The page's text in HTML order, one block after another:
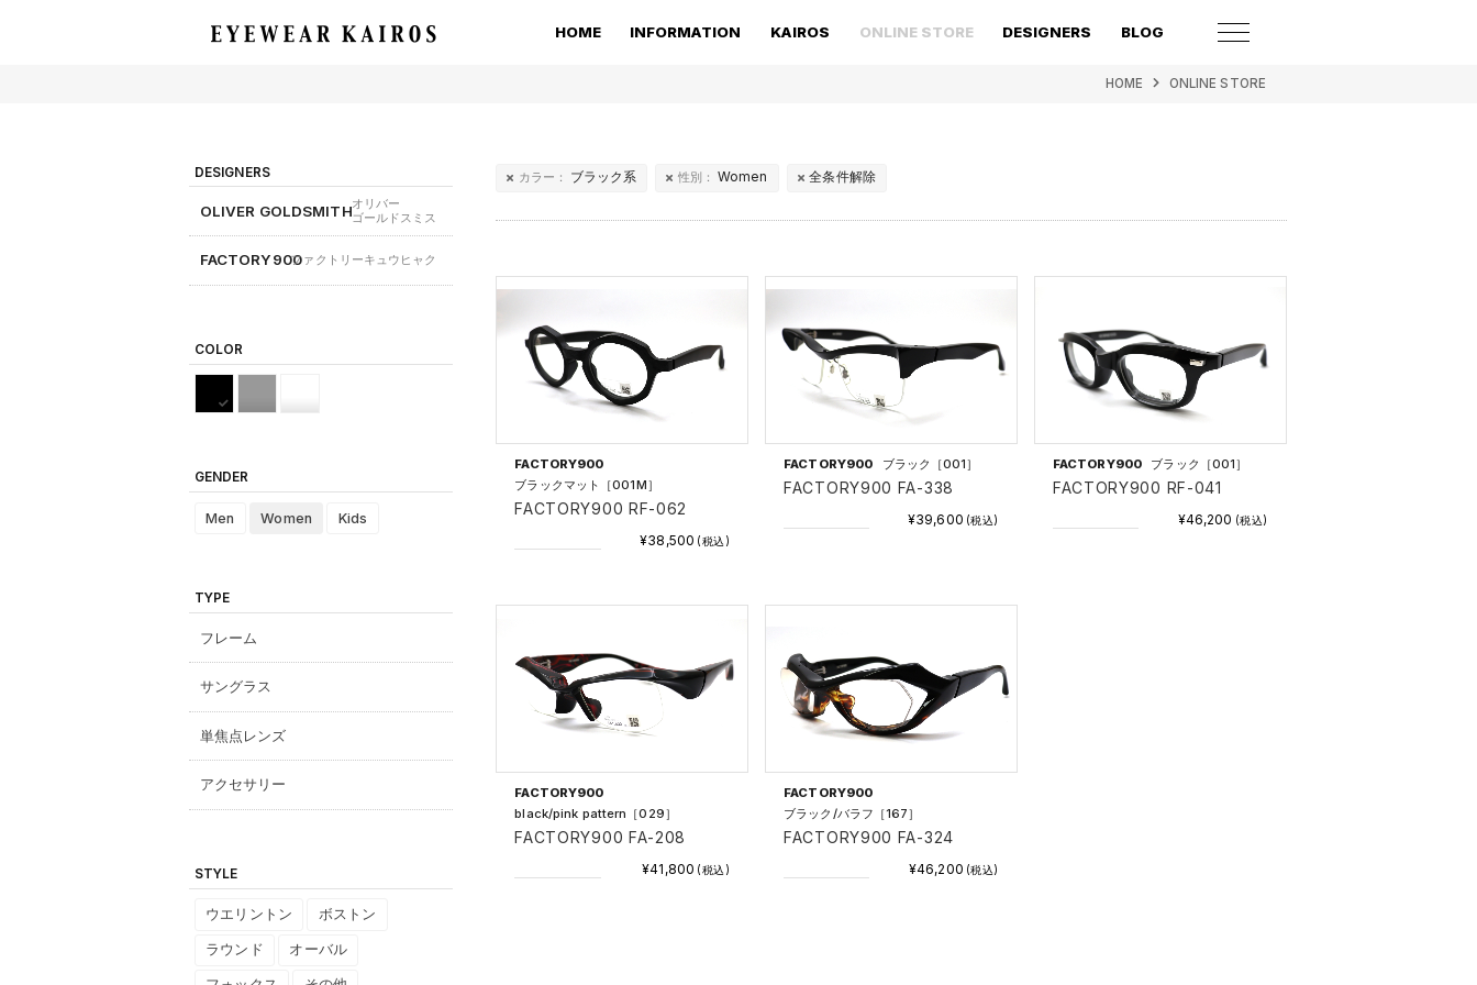
HOME INFORMATION KAIROS ONLINE STORE DESIGNERS BLOG
HOME ONLINE STORE
カラー： ブラック系 性別： Women 全条件解除
FACTORY900
ブラックマット［001M］
FACTORY900 RF-062
¥38,500 (税込)
FACTORY900 ブラック［001］
FACTORY900 FA-338
¥39,600 (税込)
FACTORY900 ブラック［001］
FACTORY900 RF-041
¥46,200 (税込)
FACTORY900
black/pink pattern［029］
FACTORY900 FA-208
¥41,800 (税込)
FACTORY900
ブラック/バラフ［167］
FACTORY900 FA-324
¥46,200 (税込)
DESIGNERS
OLIVER GOLDSMITHオリバー
ゴールドスミス
FACTORY900ファクトリーキュウヒャク
COLOR
GENDER
Men Women Kids
TYPE
フレーム
サングラス
単焦点レンズ
アクセサリー
STYLE
ウエリントン ボストン
ラウンド オーバル